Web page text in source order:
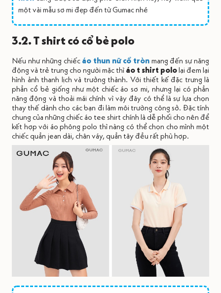
một vài mẫu sơ mi đẹp đến từ Gumac nhé
3.2. T shirt có cổ bẻ polo
Nếu như những chiếc áo thun nữ cổ tròn mang đến sự năng
động và trẻ trung cho người mặc thì áo t shirt pololại đem lại
hình ảnh thanh lịch và trưởng thành. Với thiết kế đặc trưng là
phần cổ bẻ giống như một chiếc áo sơ mi, nhưng lại có phần
năng động và thoải mái chính vì vậy đây có thể là sự lựa chọn
thay thế dành cho các bạn đi làm môi trường công sở. Đặc tính
chung của những chiếc áo tee shirt chính là dễ phối cho nên để
kết hợp với áo phông polo thì nàng có thể chọn cho mình một
chiếc quần jean dài, chân váy, quần tây đều rất phù hợp.